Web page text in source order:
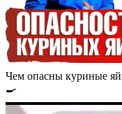
Чем опасны куриные
🍳